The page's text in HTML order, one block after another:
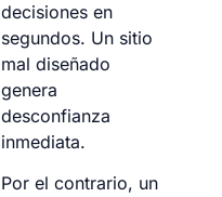
decisiones en
segundos. Un sitio
mal diseñado
genera
desconfianza
inmediata.
Por el contrario, un